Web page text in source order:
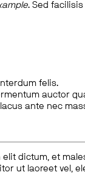
. Sed
felis.
auctor
ante nec
dictum, et
ut laoreet vel,